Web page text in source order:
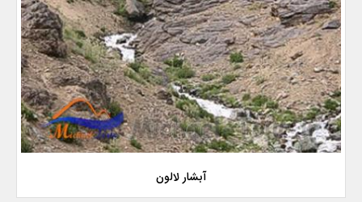
آبشار لالون